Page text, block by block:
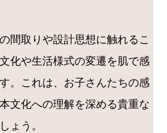
間取りや設計思想に触れるこ
化や生活様式の変遷を肌で感
。これは、お子さんたちの感
文化への理解を深める貴重な
ょう。